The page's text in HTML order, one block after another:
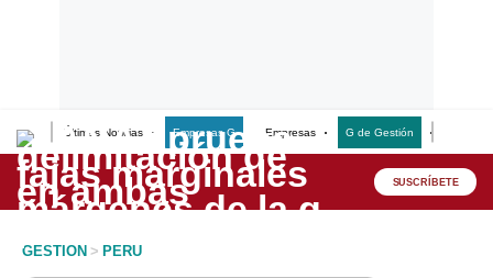
Últimas Noticias Empresas G Empresas G de Gestión
Lo último
Peru Quiosco SUSCRÍBETE
GESTION > PERU